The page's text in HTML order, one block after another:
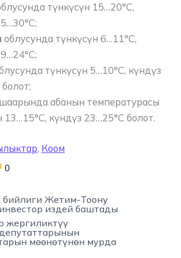
​түнкүсүн 15…20°C,
облусунда түнкүсүн 6…11°C,
түнкүсүн 5…10°C, күндүз
абанын температурасы
13…15°C, күндүз 23…25°C болот.
, Коом
0
Жетим-Тоону
издей баштады
жергиликтүү
мөөнөтүнөн мурда